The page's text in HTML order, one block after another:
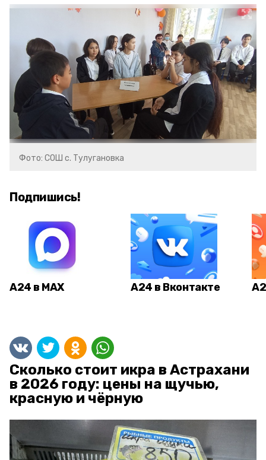
Фото: СОШ с. Тулугановка
Подпишись!
А24 в MAX А24 в Вконтакте
Сколько стоит икра в Астрахани
в 2026 году: цены на щучью,
красную и чёрную